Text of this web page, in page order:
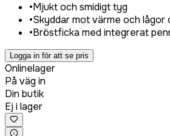
•Mjukt och smidigt tyg
•Skyddar mot värme och lågor
•Bröstficka med integrerat
Logga in för att se pris
Onlinelager
På väg in
Din butik
Ej i lager